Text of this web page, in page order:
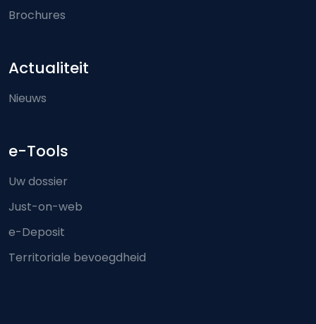
Brochures
Actualiteit
Nieuws
e-Tools
Uw dossier
Just-on-web
e-Deposit
Territoriale bevoegdheid